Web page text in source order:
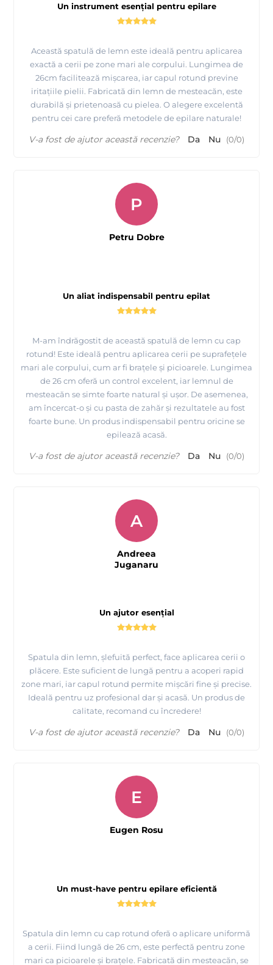
Un instrument esențial pentru epilare
Această spatulă de lemn este ideală pentru aplicarea
exactă a cerii pe zone mari ale corpului. Lungimea de
26cm facilitează mișcarea, iar capul rotund previne
iritațiile pielii. Fabricată din lemn de mesteacăn, este
durabilă și prietenoasă cu pielea. O alegere excelentă
pentru cei care preferă metodele de epilare naturale!
V-a fost de ajutor această recenzie? Da Nu (0/0)
Un aliat indispensabil pentru epilat
M-am îndrăgostit de această spatulă de lemn cu cap
rotund! Este ideală pentru aplicarea cerii pe suprafețele
mari ale corpului, cum ar fi brațele și picioarele. Lungimea
de 26 cm oferă un control excelent, iar lemnul de
mesteacăn se simte foarte natural și ușor. De asemenea,
am încercat-o și cu pasta de zahăr și rezultatele au fost
foarte bune. Un produs indispensabil pentru oricine se
epilează acasă.
P
Petru Dobre
V-a fost de ajutor această recenzie? Da Nu (0/0)
Un ajutor esențial
Spatula din lemn, șlefuită perfect, face aplicarea cerii o
plăcere. Este suficient de lungă pentru a acoperi rapid
zone mari, iar capul rotund permite mișcări fine și precise.
Ideală pentru uz profesional dar și acasă. Un produs de
calitate, recomand cu încredere!
A
Andreea
Juganaru
V-a fost de ajutor această recenzie? Da Nu (0/0)
Un must-have pentru epilare eficientă
Spatula din lemn cu cap rotund oferă o aplicare uniformă
a cerii. Fiind lungă de 26 cm, este perfectă pentru zone
mari ca picioarele și brațele. Fabricată din mesteacăn, se
E
Eugen Rosu